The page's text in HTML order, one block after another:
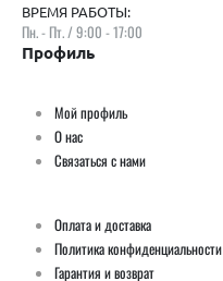
ВРЕМЯ РАБОТЫ:
Пн. - Пт. / 9:00 - 17:00
Профиль
Мой профиль
О нас
Связаться с нами
Оплата и доставка
Политика конфиденциальности
Гарантия и возврат